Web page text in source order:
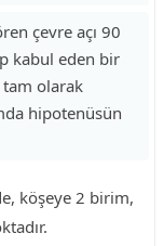
çevre açı 90
kabul eden bir
olarak
hipotenüsün
köşeye 2 birim,